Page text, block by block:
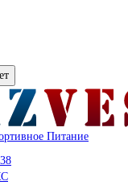
Питание